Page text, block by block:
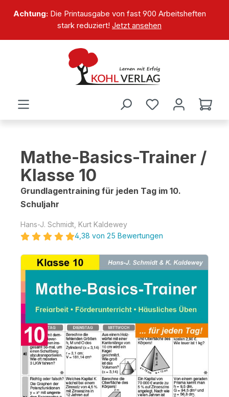
springen
Achtung:Die Printausgabe von fast 900 Arbeitsheften
stark reduziert! Jetzt ansehen
Mathe-Basics-Trainer /
Klasse 10
Grundlagentraining für jeden Tag im 10.
Schuljahr
Hans-J. Schmidt, Kurt Kaldewey
4,38 von 25 Bewertungen
Bildergalerie überspringen